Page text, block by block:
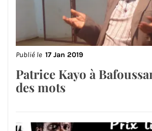
Publié le 17 Jan 2019
Patrice Kayo à
des mots